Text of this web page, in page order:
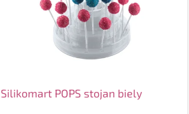
Silikomart POPS stojan biely